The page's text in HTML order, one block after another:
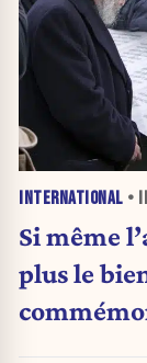
INTERNATIONAL •
Si même
plus le